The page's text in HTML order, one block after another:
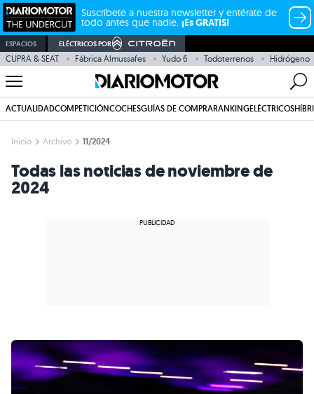
Suscríbete a nuestra newsletter y entérate de
todo antes que nadie. ¡Es GRATIS!
ESPACIOS ELÉCTRICOS POR
CUPRA & SEAT Fábrica Almussafes Yudo 6 Todoterrenos Hidrógeno
ACTUALIDADCOMPETICIÓNCOCHESGUÍAS DE COMPRARANKINGELÉCTRICOS
Inicio Archivo 11/2024
Todas las noticias de noviembre de
2024